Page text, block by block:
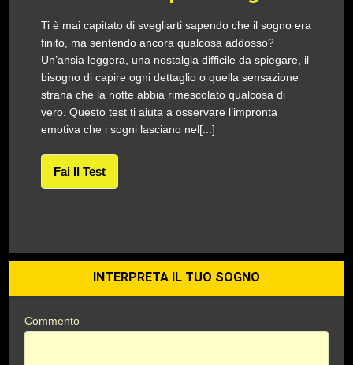
Ti è mai capitato di svegliarti sapendo che il sogno era
finito, ma sentendo ancora qualcosa addosso?
Un’ansia leggera, una nostalgia difficile da spiegare, il
bisogno di capire ogni dettaglio o quella sensazione
strana che la notte abbia rimescolato qualcosa di
vero. Questo test ti aiuta a osservare l’impronta
emotiva che i sogni lasciano nel[...]
Fai Il Test
INTERPRETA IL TUO SOGNO
Commento